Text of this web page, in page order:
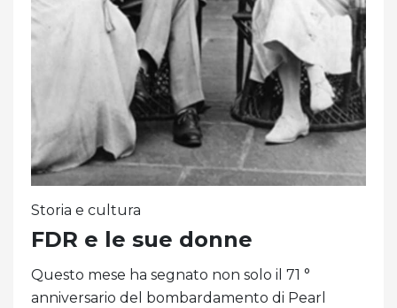
Storia e cultura
FDR e le sue donne
Questo mese ha segnato non solo il 71 °
anniversario del bombardamento di Pearl